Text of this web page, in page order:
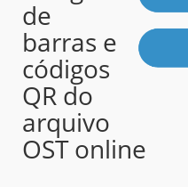
de
barras e
códigos
QR do
arquivo
OST online